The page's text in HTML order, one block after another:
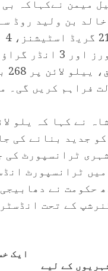
بن ولید روڈ
نے کہا کہ یلو
جدید بنانے کی
ٹرانسپورٹ کی
ٹرانسپورٹ
حکومت نے
کے تحت
کے لیے
ایک